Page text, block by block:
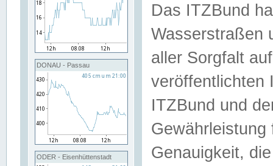
DONAU - Passau
ODER - Eisenhüttenstadt
Das ITZBund
Wasserstraßen
aller Sorgfalt
veröffentlichten
ITZBund und
Genauigkeit,